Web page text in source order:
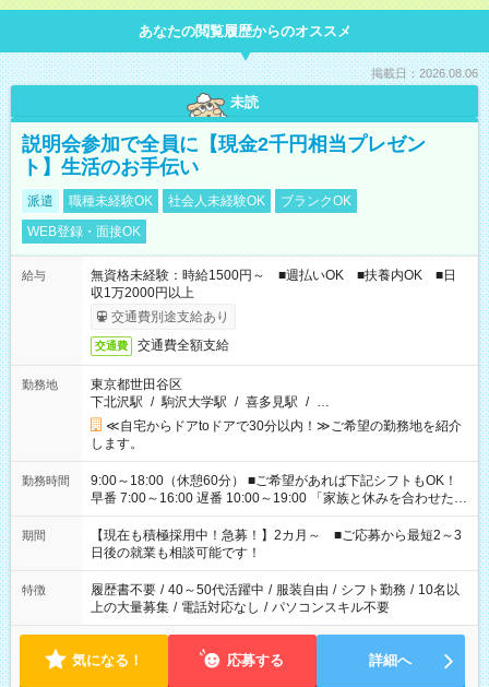
あなたの閲覧履歴からのオススメ
掲載日：2026.08.06
未読
説明会参加で全員に【現金2千円相当プレゼン
ト】生活のお手伝い
派遣 職種未経験OK 社会人未経験OK
ブランクOK
WEB登録・面接OK
給与
無資格未経験：時給1500円～ ■週払いOK ■扶養内OK ■日
収1万2000円以上
交通費別途支給あり
交通費 交通費全額支給
勤務地
東京都世田谷区
下北沢駅 / 駒沢大学駅 / 喜多見駅 / …
≪自宅からドアtoドアで30分以内！≫ご希望の勤務地を紹介
します。
勤務時間
9:00～18:00（休憩60分） ■ご希望があれば下記シフトもOK！
早番 7:00～16:00 遅番 10:00～19:00 「家族と休みを合わせた
い」 「余裕を持って夕飯の準備がしたい」 「できれば残業はし
たくない」 など、ご希望を教えてくださいね。 ※Wワーク希望
の方へ 今ご覧のお仕事で希望する勤務時間と、もう1つのお仕事
の勤務時間。 合計で週40時間を超える場合は応募できません。
期間
【現在も積極採用中！急募！】2カ月～ ■ご応募から最短2～3
日後の就業も相談可能です！
特徴 履歴書不要 / 40～50代活躍中 / 服装自由 / シフト勤務 / 10名以
上の大量募集 / 電話対応なし / パソコンスキル不要
気になる！ 応募する 詳細へ